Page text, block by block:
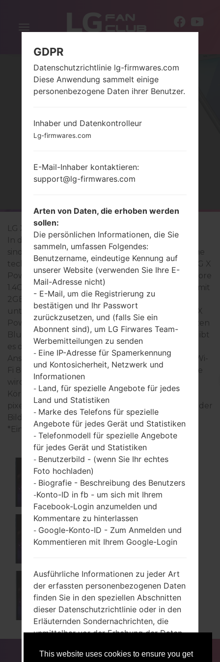
This website uses cookies to ensure you get
Navigation
DE
Startseite Serie → LG X Power 3
LG X Power 3
In der Regel, die Geräte der LG X Power 3- Serie
sind ähnlich im Aussehen und haben gemeinsame
technische Eigenschaften. Die Modellreihe der LG X
Power 3- Serie arbeitet auf der Basis des Quad-Core
1.4Ghz Adreno 308 Qualcomm Snapdragon 425 mit
2GB RAM hat. Interner Speicher 32GB und
unterstützt microSD, zu 1 TB. Die Geräte der LG X
Power 3- Seie haben 3.5mm jack und unterstützen
Bluetooth Version 5.0, A2DP, LE, aptX HD, auch gibt
es die Technologie GPS A-GPS, GLONASS. USB-
Anschluss unterstützt microUSB 2.0, und auch Wi-
Fi 802.11 b/g/n, Wi-Fi Direct, hotspot. In dieser Serie
wird das Display 5.5 zoll (~69.2% Bildschirm zu
Körper Verhältnis) mit der Auflösung 720 x 1280
pixel (~267 Dichte der Pixel pro Zoll) verwendet, der
Bildschirmtyp IPS LCD kapazitiver Touchscreen.
*Einige Daten können variieren.
X510EW
X510WM
X510ZW
GDPR
Datenschutzrichtlinie lg-firmwares.com
Diese Anwendung sammelt einige
personenbezogene Daten ihrer Benutzer.
Inhaber und Datenkontrolleur
Lg-firmwares.com
E-Mail-Inhaber kontaktieren:
support@lg-firmwares.com
Arten von Daten, die erhoben werden
sollen:
Die persönlichen Informationen, die Sie
sammeln, umfassen Folgendes:
Benutzername, eindeutige Kennung auf
unserer Website (verwenden Sie Ihre E-
Mail-Adresse nicht)
- E-Mail, um die Registrierung zu
bestätigen und Ihr Passwort
zurückzusetzen, und (falls Sie ein
Abonnent sind), um LG Firwares Team-
Werbemitteilungen zu senden
- Eine IP-Adresse für Spamerkennung
und Kontosicherheit, Netzwerk und
Informationen
- Land, für spezielle Angebote für jedes
Land und Statistiken
- Marke des Telefons für spezielle
Angebote für jedes Gerät und Statistiken
- Telefonmodell für spezielle Angebote
für jedes Gerät und Statistiken
- Benutzerbild - (wenn Sie Ihr echtes
Foto hochladen)
- Biografie - Beschreibung des Benutzers
-Konto-ID in fb - um sich mit Ihrem
Facebook-Login anzumelden und
Kommentare zu hinterlassen
- Google-Konto-ID - Zum Anmelden und
Kommentieren mit Ihrem Google-Login
Ausführliche Informationen zu jeder Art
der erfassten personenbezogenen Daten
finden Sie in den speziellen Abschnitten
dieser Datenschutzrichtlinie oder in den
Erläuternden Sondernachrichten, die
unmittelbar vor der Erhebung der Daten